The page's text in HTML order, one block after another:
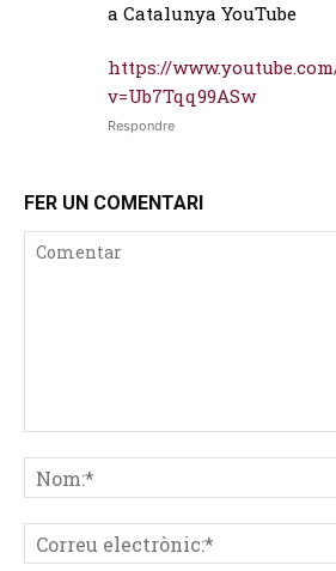
a Catalunya YouTube
https://
v=Ub7Tqq99ASw
Respondre
FER UN COMENTARI